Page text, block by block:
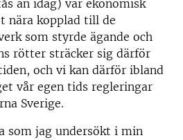
än idag) var ekonomisk
nära kopplad till de
som styrde ägande och
rötter sträcker sig därför
och vi kan därför ibland
vår egen tids regleringar
Sverige.
som jag undersökt i min